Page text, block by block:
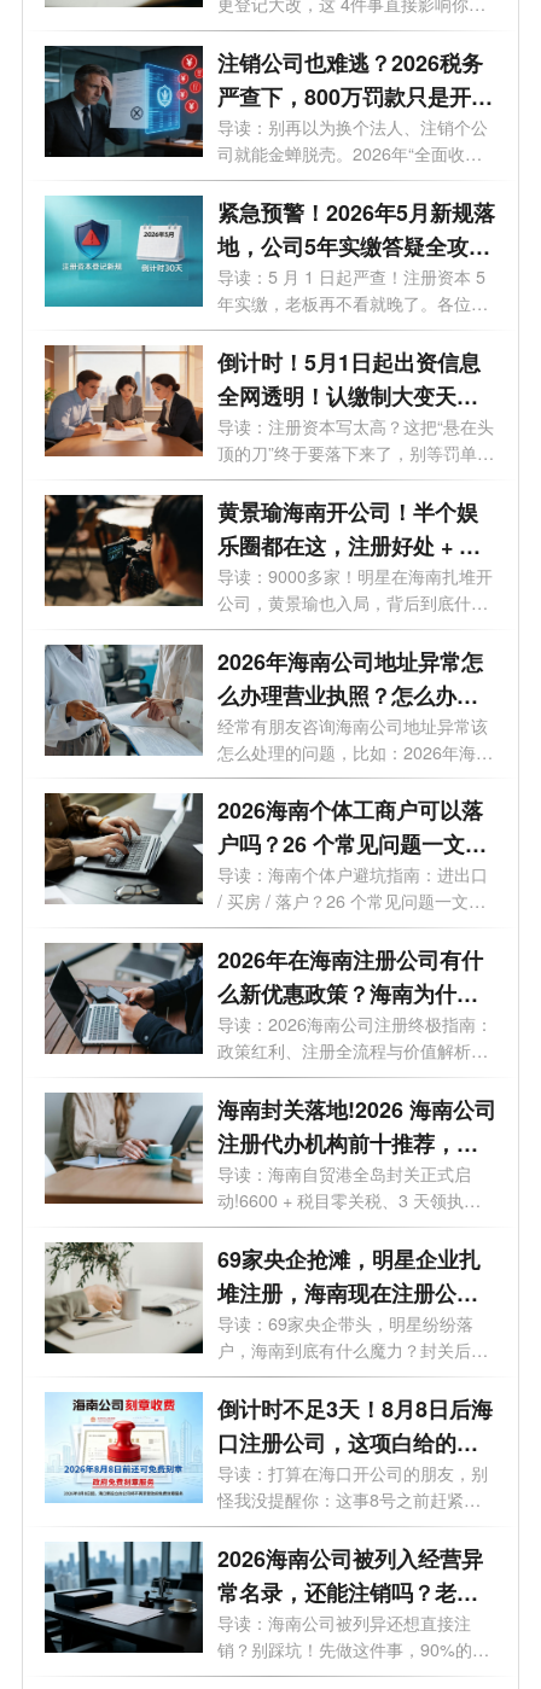
钱袋...
注销公司也难逃？2026税务
严查下，800万罚款只是开
始！老板们的最后自救指南
导读：别再以为换个法人、注销个公
司就能金蝉脱壳。2026年“全面收割
期”...
紧急预警！2026年5月新规落
地，公司5年实缴答疑全攻
略，老板必看避坑
导读：5 月 1 日起严查！注册资本 5
年实缴，老板再不看就晚了。各位老
板、...
倒计时！5月1日起出资信息
全网透明！认缴制大变天，
这3条“逃债路”全被封死！
导读：注册资本写太高？这把“悬在头
顶的刀”终于要落下来了，别等罚单
才...
黄景瑜海南开公司！半个娱
乐圈都在这，注册好处 + 费
用一次说清
导读：9000多家！明星在海南扎堆开
公司，黄景瑜也入局，背后到底什么
信号...
2026年海南公司地址异常怎
么办理营业执照？怎么办理
变更业务？
经常有朋友咨询海南公司地址异常该
怎么处理的问题，比如：2026年海南
公司...
2026海南个体工商户可以落
户吗？26 个常见问题一文读
懂
导读：海南个体户避坑指南：进出口
/ 买房 / 落户？26 个常见问题一文读
懂最...
2026年在海南注册公司有什
么新优惠政策？海南为什么
是块宝地？
导读：2026海南公司注册终极指南：
政策红利、注册全流程与价值解析。
2026年...
海南封关落地!2026 海南公司
注册代办机构前十推荐，海
口 / 三亚营业执照代办选这些
不踩坑
导读：海南自贸港全岛封关正式启
动!6600 + 税目零关税、3 天领执
照、15% 企业...
69家央企抢滩，明星企业扎
堆注册，海南现在注册公司
好处有哪些？
导读：69家央企带头，明星纷纷落
户，海南到底有什么魔力？封关后普
通人还...
倒计时不足3天！8月8日后海
口注册公司，这项白给的福
利永远没了
导读：打算在海口开公司的朋友，别
怪我没提醒你：这事8号之前赶紧
办！倒...
2026海南公司被列入经营异
常名录，还能注销吗？老板
必看的自救指南！
导读：海南公司被列异还想直接注
销？别踩坑！先做这件事，90%的老
板都不知...